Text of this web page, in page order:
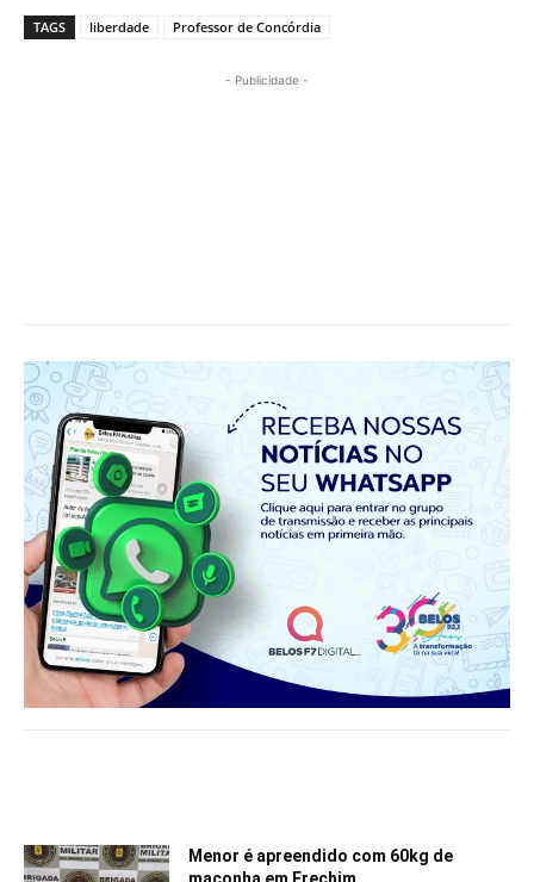
TAGS liberdade Professor de Concórdia
- Publicidade -
Menor é apreendido com 60kg de